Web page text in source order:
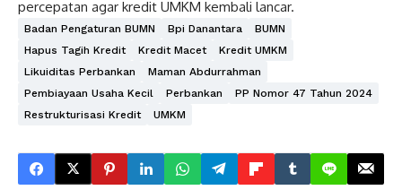
percepatan agar kredit UMKM kembali lancar.
Badan Pengaturan BUMN Bpi Danantara
BUMN
Hapus Tagih Kredit
Kredit Macet
Kredit UMKM
Likuiditas Perbankan
Maman Abdurrahman
Pembiayaan Usaha Kecil
Perbankan
PP Nomor 47 Tahun 2024
Restrukturisasi Kredit
UMKM